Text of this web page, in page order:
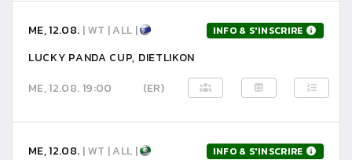
ME, 12.08. | WT | ALL | INFO & S'INSCRIRE
LUCKY PANDA CUP, DIETLIKON
ME, 12.08. 19:00
(ER)
ME, 12.08. | WT | ALL | INFO & S'INSCRIRE